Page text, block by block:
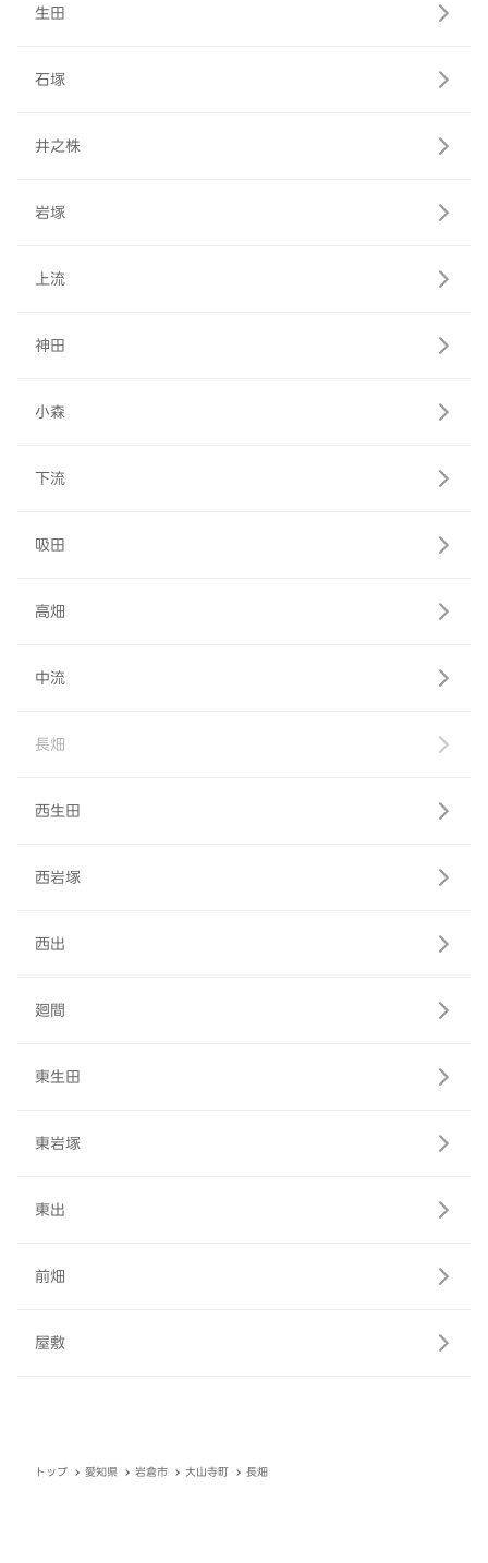
生田
石塚
井之株
岩塚
上流
神田
小森
下流
吸田
高畑
中流
長畑
西生田
西岩塚
西出
廻間
東生田
東岩塚
東出
前畑
屋敷
トップ 愛知県 岩倉市 大山寺町 長畑